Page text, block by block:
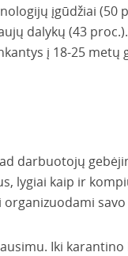
įgūdžiai (50
dalykų (43
į 18-25 metų
darbuotojų
lygiai kaip ir
Iki